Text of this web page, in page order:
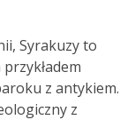
Syrakuzy to
z antykiem.
z